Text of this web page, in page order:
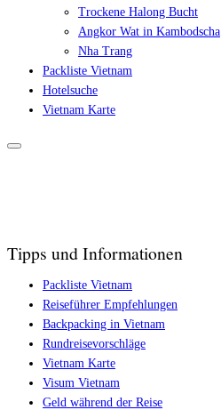
Trockene Halong Bucht
Angkor Wat in Kambodscha
Nha Trang
Packliste Vietnam
Hotelsuche
Vietnam Karte
Tipps und Informationen
Packliste Vietnam
Reiseführer Empfehlungen
Backpacking in Vietnam
Rundreisevorschläge
Vietnam Karte
Visum Vietnam
Geld während der Reise